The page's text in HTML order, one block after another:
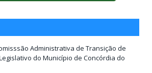
Administrativa de Transição de
do Município de Concórdia do